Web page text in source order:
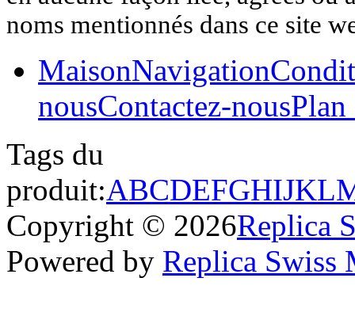
noms mentionnés dans ce site
MaisonNavigation
nousContactez-nousPlan
Tags du
produit:ABCDEFGHIJKL
Copyright © 2026Replica
Powered by Replica Swiss